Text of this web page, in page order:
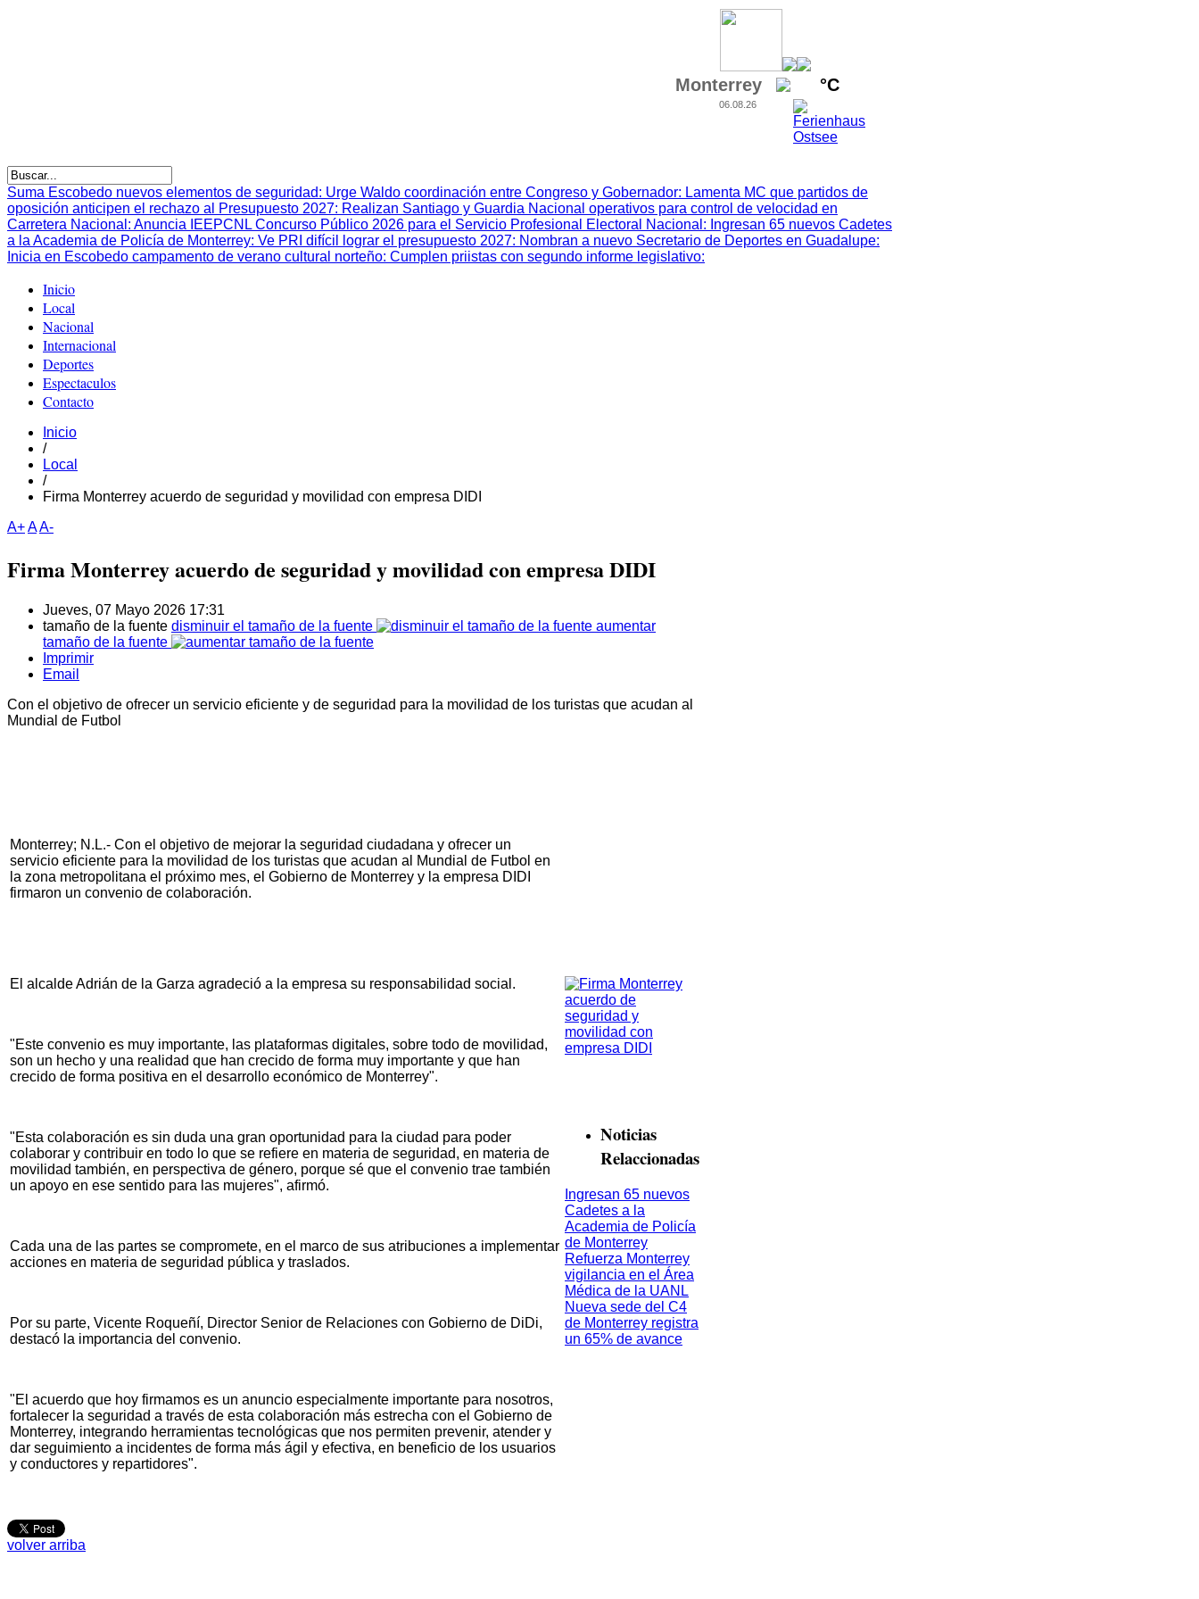
Monterrey °C
06.08.26
Suma Escobedo nuevos elementos de seguridad: Urge Waldo coordinación entre Congreso y Gobernador: Lamenta MC que partidos de
oposición anticipen el rechazo al Presupuesto 2027: Realizan Santiago y Guardia Nacional operativos para control de velocidad en
Carretera Nacional : Anuncia IEEPCNL Concurso Público 2026 para el Servicio Profesional Electoral Nacional : Ingresan 65 nuevos Cadetes
a la Academia de Policía de Monterrey: Ve PRI difícil lograr el presupuesto 2027: Nombran a nuevo Secretario de Deportes en Guadalupe:
Inicia en Escobedo campamento de verano cultural norteño: Cumplen priistas con segundo informe legislativo:
Inicio
Local
Nacional
Internacional
Deportes
Espectaculos
Contacto
Inicio
/
Local
/
Firma Monterrey acuerdo de seguridad y movilidad con empresa DIDI
A+AA-
Firma Monterrey acuerdo de seguridad y movilidad con empresa DIDI
Jueves, 07 Mayo 2026 17:31
tamaño de la fuente disminuir el tamaño de la fuente
aumentar
tamaño de la fuente
Imprimir
Email
Con el objetivo de ofrecer un servicio eficiente y de seguridad para la movilidad de los turistas que acudan al
Mundial de Futbol
Monterrey; N.L.- Con el objetivo de mejorar la seguridad ciudadana y ofrecer un
servicio eficiente para la movilidad de los turistas que acudan al Mundial de Futbol en
la zona metropolitana el próximo mes, el Gobierno de Monterrey y la empresa DIDI
firmaron un convenio de colaboración.
El alcalde Adrián de la Garza agradeció a la empresa su responsabilidad social.
"Este convenio es muy importante, las plataformas digitales, sobre todo de movilidad,
son un hecho y una realidad que han crecido de forma muy importante y que han
crecido de forma positiva en el desarrollo económico de Monterrey".
"Esta colaboración es sin duda una gran oportunidad para la ciudad para poder
colaborar y contribuir en todo lo que se refiere en materia de seguridad, en materia de
movilidad también, en perspectiva de género, porque sé que el convenio trae también
un apoyo en ese sentido para las mujeres", afirmó.
Cada una de las partes se compromete, en el marco de sus atribuciones a implementar
acciones en materia de seguridad pública y traslados.
Por su parte, Vicente Roqueñí, Director Senior de Relaciones con Gobierno de DiDi,
destacó la importancia del convenio.
"El acuerdo que hoy firmamos es un anuncio especialmente importante para nosotros,
fortalecer la seguridad a través de esta colaboración más estrecha con el Gobierno de
Monterrey, integrando herramientas tecnológicas que nos permiten prevenir, atender y
dar seguimiento a incidentes de forma más ágil y efectiva, en beneficio de los usuarios
y conductores y repartidores".
Noticias
Relaccionadas
Ingresan 65 nuevos
Cadetes a la
Academia de Policía
de Monterrey
Refuerza Monterrey
vigilancia en el Área
Médica de la UANL
Nueva sede del C4
de Monterrey registra
un 65% de avance
volver arriba